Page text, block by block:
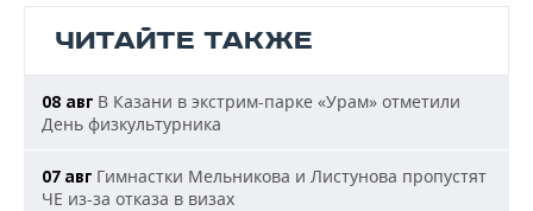
ЧИТАЙТЕ ТАКЖЕ
08 авг В Казани в экстрим-парке «Урам» отметили
День физкультурника
07 авг Гимнастки Мельникова и Листунова пропустят
ЧЕ из-за отказа в визах